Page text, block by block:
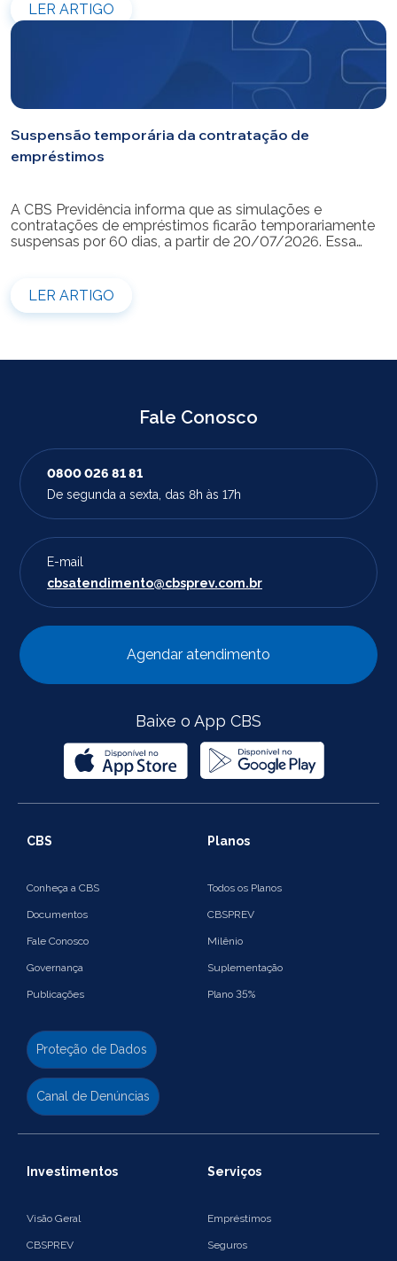
LER ARTIGO
Suspensão temporária da contratação de
empréstimos
A CBS Previdência informa que as simulações e
contratações de empréstimos ficarão temporariamente
suspensas por 60 dias, a partir de 20/07/2026. Essa
realizar novas simulações ou contratar empréstimos
pelos canais disponibilizados pela CBS Previdência.
Recomendamos que os participantes que […]
LER ARTIGO
Fale Conosco
0800 026 81 81
De segunda a sexta, das 8h às 17h
E-mail
cbsatendimento@cbsprev.com.br
Agendar atendimento
Baixe o App CBS
CBS
Conheça a CBS
Documentos
Fale Conosco
Governança
Publicações
Proteção de Dados
Canal de Denúncias
Planos
Todos os Planos
CBSPREV
Milênio
Suplementação
Plano 35%
Investimentos
Visão Geral
CBSPREV
Serviços
Empréstimos
Seguros